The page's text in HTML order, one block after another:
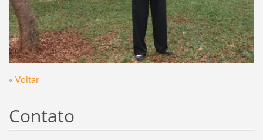
« Voltar
Contato